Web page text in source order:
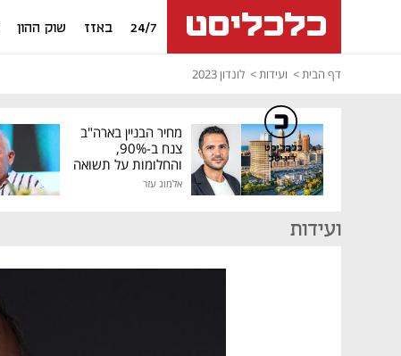
24/7 באזז שוק ההון
דף הבית ועידות לונדון 2023
מחיר הבניין בארה"ב
צנח ב-90%,
והחלומות על תשואה
גבוהה התנפצו
אלמוג עזר
ועידות
כלכליסט
דיגיטל